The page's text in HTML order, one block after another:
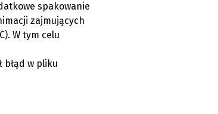
spakowanie
zajmujących
W tym celu
błąd w pliku